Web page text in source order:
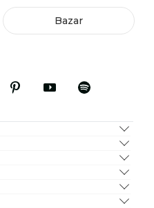
Bazar